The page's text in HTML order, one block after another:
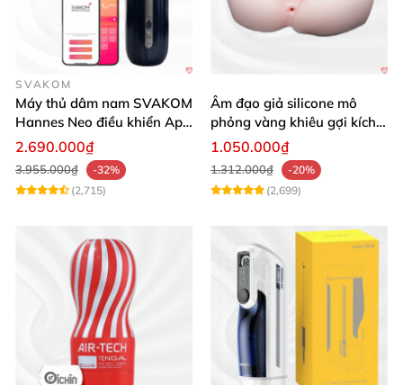
SVAKOM
Máy thủ dâm nam SVAKOM
Hannes Neo điều khiển App
tương tác
2.690.000₫
3.955.000₫
-32%
(2,715)
Âm đạo giả silicone mô
phỏng vàng khiêu gợi kích
thích mua
1.050.000₫
1.312.000₫
-20%
(2,699)